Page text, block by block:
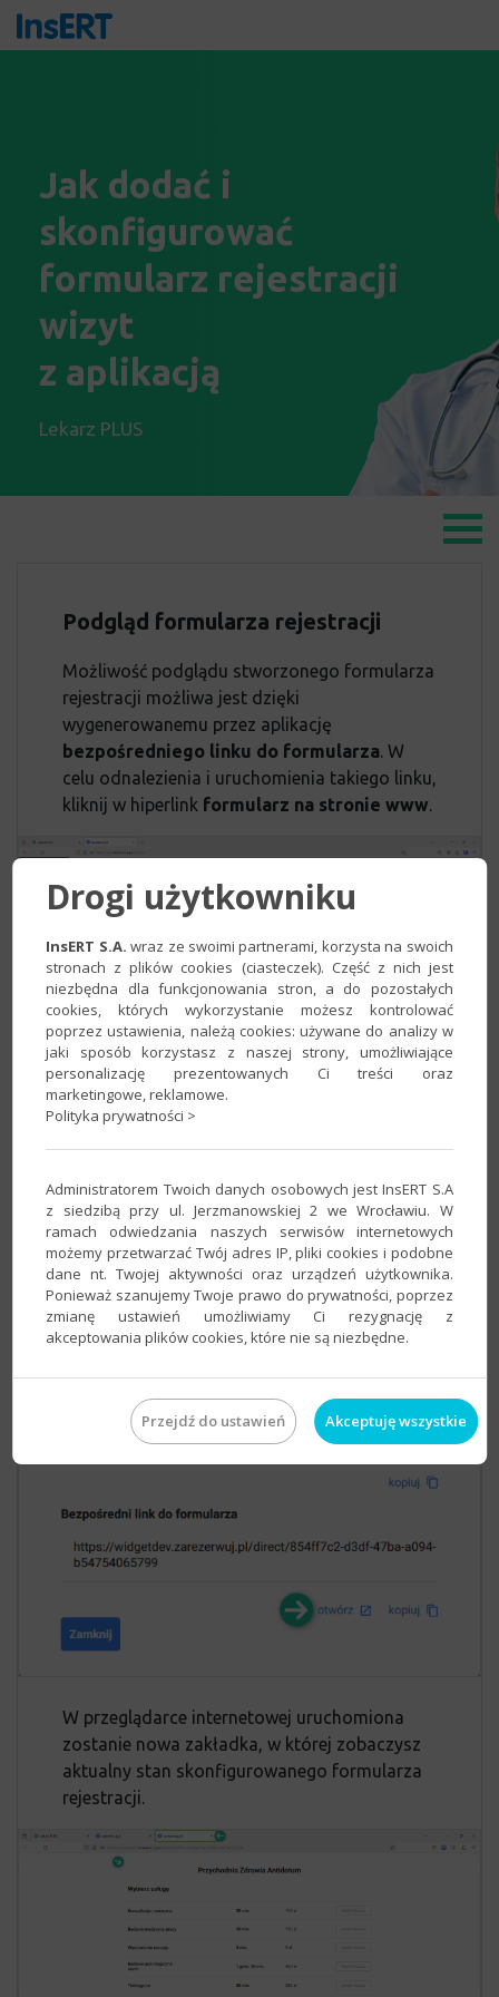
Jak dodać i
skonfigurować
formularz rejestracji
wizyt
z aplikacją
Lekarz PLUS
Podgląd formularza rejestracji
Możliwość podglądu stworzonego formularza
rejestracji możliwa jest dzięki
wygenerowanemu przez aplikację
bezpośredniego linku do formularza. W
celu odnalezienia i uruchomienia takiego linku,
kliknij w hiperlink formularz na stronie www.
kliknijotwórz.
W przeglądarce internetowej uruchomiona
zostanie nowa zakładka, w której zobaczysz
aktualny stan skonfigurowanego formularza
rejestracji.
Drogi użytkowniku
InsERT S.A. wraz ze swoimi partnerami, korzysta na swoich
stronach z plików cookies (ciasteczek). Część z nich jest
niezbędna dla funkcjonowania stron, a do pozostałych
cookies, których wykorzystanie możesz kontrolować
poprzez ustawienia, należą cookies: używane do analizy w
jaki sposób korzystasz z naszej strony, umożliwiające
personalizację prezentowanych Ci treści oraz
marketingowe, reklamowe.
Polityka prywatności >
Administratorem Twoich danych osobowych jest InsERT S.A
z siedzibą przy ul. Jerzmanowskiej 2 we Wrocławiu. W
ramach odwiedzania naszych serwisów internetowych
możemy przetwarzać Twój adres IP, pliki cookies i podobne
dane nt. Twojej aktywności oraz urządzeń użytkownika.
Ponieważ szanujemy Twoje prawo do prywatności, poprzez
zmianę ustawień umożliwiamy Ci rezygnację z
akceptowania plików cookies, które nie są niezbędne.
Przejdź do ustawień Akceptuję wszystkie